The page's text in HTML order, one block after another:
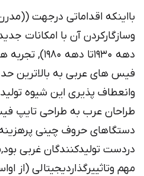
بااینکه اقداماتی درجهت
وسازگارکردن آن با امکانات
دهه ۱۹۳۰تا
فیس های عربی به بالاترین
وانعطاف پذیری این شیوه
طراحان عرب به طراحی تایپ
دستگاهای حروف چینی
دردست تولیدکنندگان غربی